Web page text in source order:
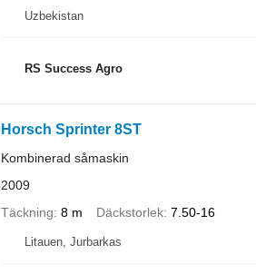
Uzbekistan
RS Success Agro
Horsch Sprinter 8ST
Kombinerad såmaskin
2009
Täckning 8 m Däckstorlek 7.50-16
Litauen, Jurbarkas